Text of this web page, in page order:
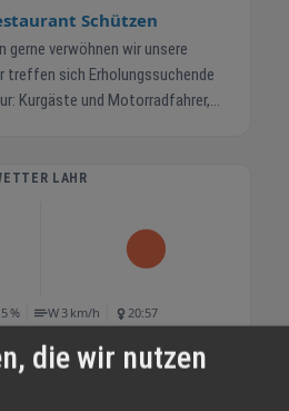
Schützen
gerne verwöhnen wir unsere
treffen sich Erholungssuchende
Kurgäste und Motorradfahrer,
und so hat bei den geselligen
zu erzählen. Wir, die
freuen uns auf Ihren Besuch und
Unsere Zimmer
WC, SAT-TV, und teilweise
LAHR
% W 3 km/h 20:57
SO MO
die wir nutzen